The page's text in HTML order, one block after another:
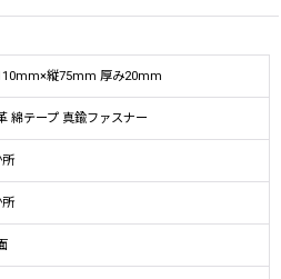
縦75mm 厚み20mm
綿テープ 真鍮ファスナー
所
所